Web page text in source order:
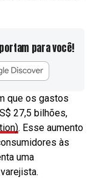
para você!
que os gastos
27,5 bilhões,
. Esse aumento
às
uma